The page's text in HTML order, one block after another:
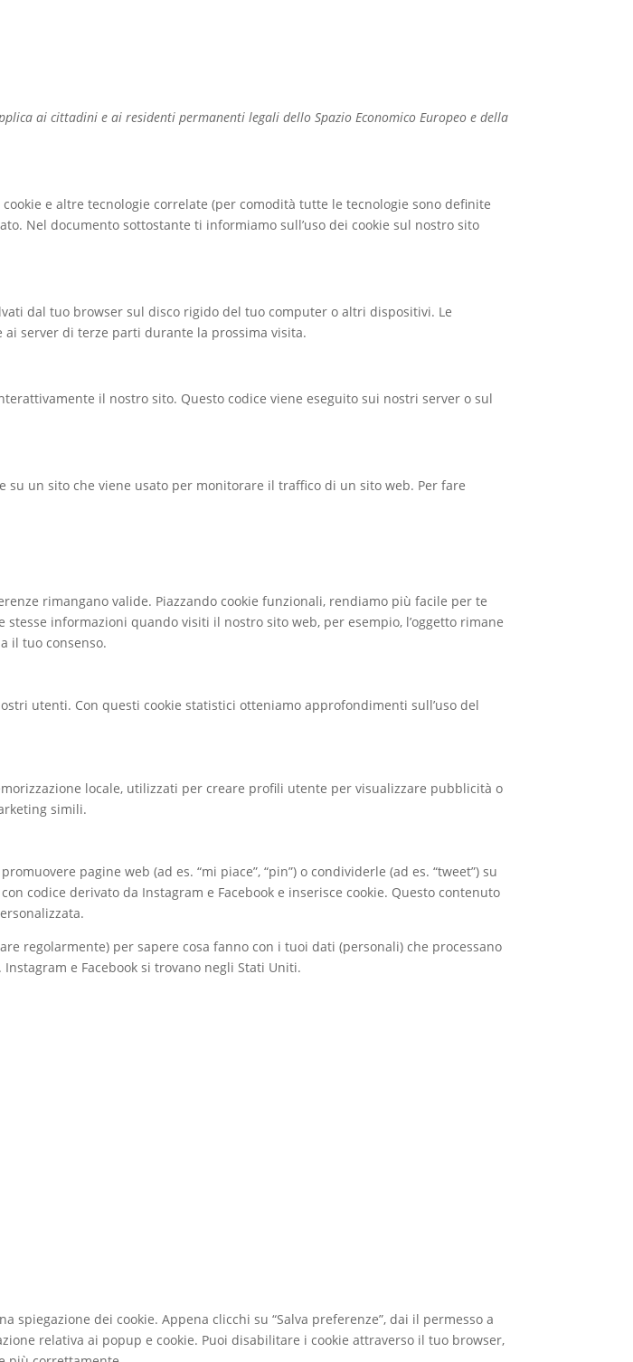
ai cittadini e ai residenti permanenti legali dello Spazio Economico Europeo e della
e altre tecnologie correlate (per comodità tutte le tecnologie sono definite
Nel documento sottostante ti informiamo sull’uso dei cookie sul nostro sito
dal tuo browser sul disco rigido del tuo computer o altri dispositivi. Le
server di terze parti durante la prossima visita.
il nostro sito. Questo codice viene eseguito sui nostri server o sul
su un sito che viene usato per monitorare il traffico di un sito web. Per fare
rimangano valide. Piazzando cookie funzionali, rendiamo più facile per te
informazioni quando visiti il nostro sito web, per esempio, l’oggetto rimane
il tuo consenso.
utenti. Con questi cookie statistici otteniamo approfondimenti sull’uso del
locale, utilizzati per creare profili utente per visualizzare pubblicità o
simili.
pagine web (ad es. “mi piace”, “pin”) o condividerle (ad es. “tweet”) su
codice derivato da Instagram e Facebook e inserisce cookie. Questo contenuto
regolarmente) per sapere cosa fanno con i tuoi dati (personali) che processano
e Facebook si trovano negli Stati Uniti.
dei cookie. Appena clicchi su “Salva preferenze”, dai il permesso a
relativa ai popup e cookie. Puoi disabilitare i cookie attraverso il tuo browser,